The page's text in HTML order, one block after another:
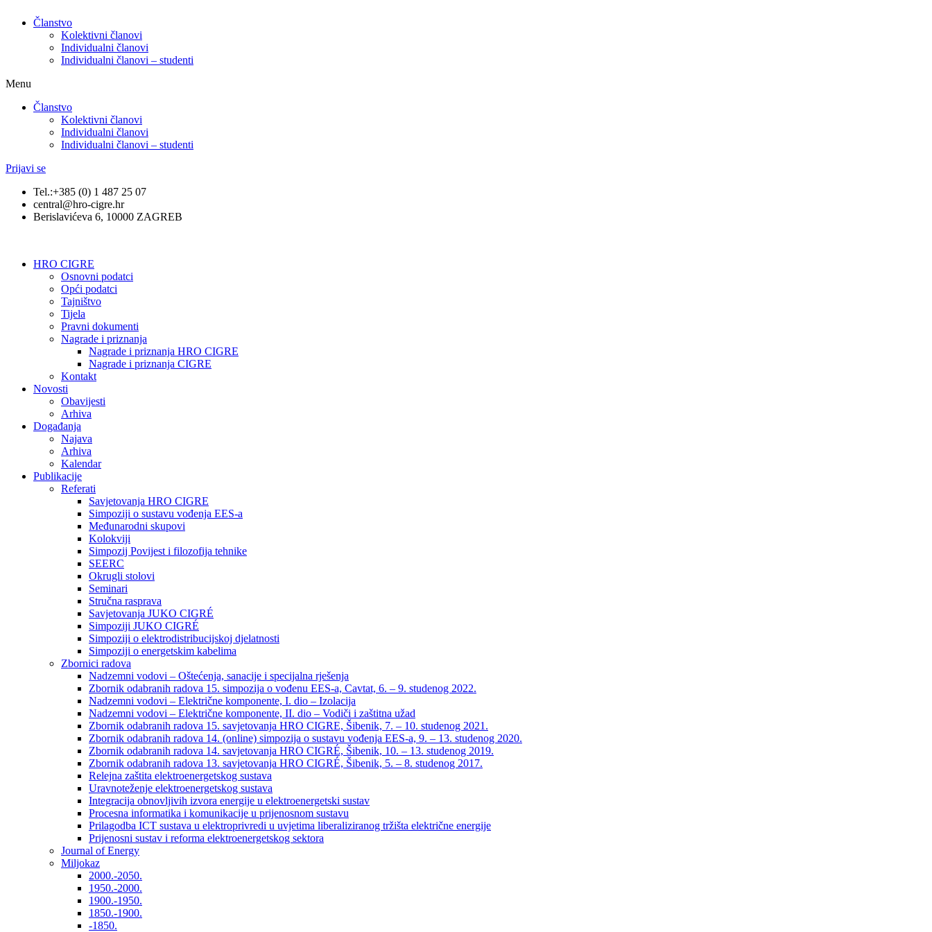
Članstvo
Kolektivni članovi
Individualni članovi
Individualni članovi – studenti
Menu
Članstvo
Kolektivni članovi
Individualni članovi
Individualni članovi – studenti
Prijavi se
Tel.:+385 (0) 1 487 25 07
central@hro-cigre.hr
Berislavićeva 6, 10000 ZAGREB
HRO CIGRE
Osnovni podatci​
Opći podatci
Tajništvo
Tijela
Pravni dokumenti
Nagrade i priznanja
Nagrade i priznanja HRO CIGRE
Nagrade i priznanja CIGRE
Kontakt
Novosti
Obavijesti
Arhiva
Događanja
Najava
Arhiva
Kalendar
Publikacije
Referati
Savjetovanja HRO CIGRE
Simpoziji o sustavu vođenja EES-a
Međunarodni skupovi
Kolokviji​
Simpozij Povijest i filozofija tehnike
SEERC
Okrugli stolovi
Seminari​
Stručna rasprava​
Savjetovanja JUKO CIGRÉ
Simpoziji JUKO CIGRÉ
Simpoziji o elektrodistribucijskoj djelatnosti
Simpoziji o energetskim kabelima
Zbornici radova
Nadzemni vodovi – Oštećenja, sanacije i specijalna rješenja
Zbornik odabranih radova 15. simpozija o vođenu EES-a, Cavtat, 6. – 9. studenog 2022.
Nadzemni vodovi – Električne komponente, I. dio – Izolacija
Nadzemni vodovi – Električne komponente, II. dio – Vodiči i zaštitna užad
Zbornik odabranih radova 15. savjetovanja HRO CIGRE, Šibenik, 7. – 10. studenog 2021.
Zbornik odabranih radova 14. (online) simpozija o sustavu vođenja EES-a, 9. – 13. studenog 2020.
Zbornik odabranih radova 14. savjetovanja HRO CIGRÉ, Šibenik, 10. – 13. studenog 2019.
Zbornik odabranih radova 13. savjetovanja HRO CIGRÉ, Šibenik, 5. – 8. studenog 2017.
Relejna zaštita elektroenergetskog sustava
Uravnoteženje elektroenergetskog sustava
Integracija obnovljivih izvora energije u elektroenergetski sustav
Procesna informatika i komunikacije u prijenosnom sustavu
Prilagodba ICT sustava u elektroprivredi u uvjetima liberaliziranog tržišta električne energije
Prijenosni sustav i reforma elektroenergetskog sektora
Journal of Energy
Miljokaz
2000.-2050.
1950.-2000.
1900.-1950.
1850.-1900.
-1850.